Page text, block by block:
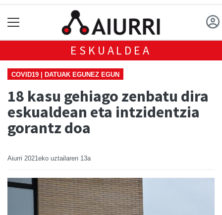
ESKUALDEA
COVID19 | DATUAK EGUNEZ EGUN
18 kasu gehiago zenbatu dira
eskualdean eta intzidentzia
gorantz doa
Aiurri 2021eko uztailaren 13a